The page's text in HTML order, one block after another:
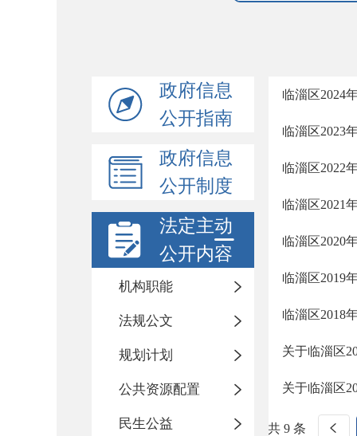
政府信息
公开指南
政府信息
公开制度
法定主动
公开内容
机构职能
法规公文
规划计划
公共资源配置
民生公益
临淄区2024
临淄区2023
临淄区2022
临淄区2021
临淄区2020
临淄区2019
临淄区2018
关于临淄区
关于临淄区
共 9 条